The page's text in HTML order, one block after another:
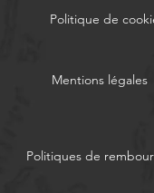
Politique de
Mentions légales
Politiques de